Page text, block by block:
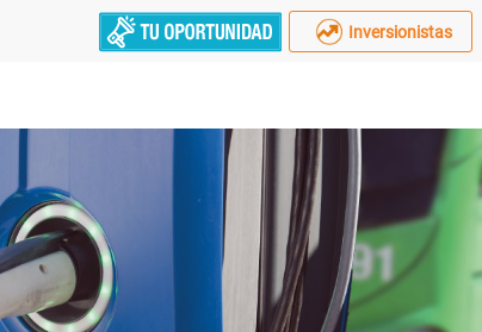
Inversionistas